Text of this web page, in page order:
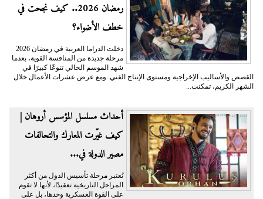
رمضان 2026.. كيف نجحت في
خطف الأضواء؟
دخلت الدراما العربية في رمضان 2026
مرحلة جديدة من المنافسة القوية، بعدما
شهد الموسم الحالي تنوعًا كبيرًا في
القصص والأساليب الإخراجية ومستوى الإنتاج الفني. ومع عرض عشرات الأعمال خلال
الشهر الكريم، تمكنت...
أحداث مسلسل المؤسس أروهان |
كيف غيّرت المعارك والتحالفات
مصير الدولة في...
تُعتبر مرحلة تأسيس الدول من أكثر
المراحل التاريخية تعقيدًا، لأنها لا تقوم
على القوة العسكرية وحدها، بل على